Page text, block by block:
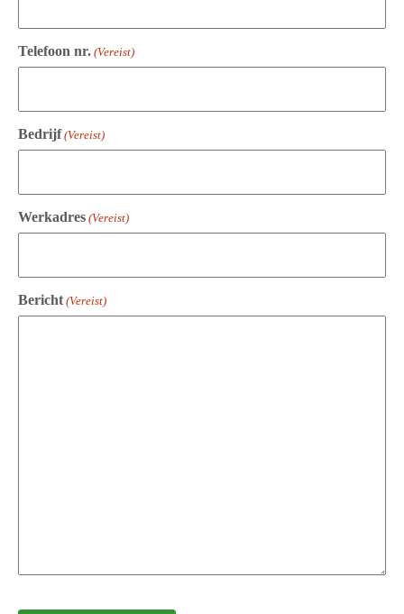
Telefoon nr. (Vereist)
Bedrijf (Vereist)
Werkadres (Vereist)
Bericht (Vereist)